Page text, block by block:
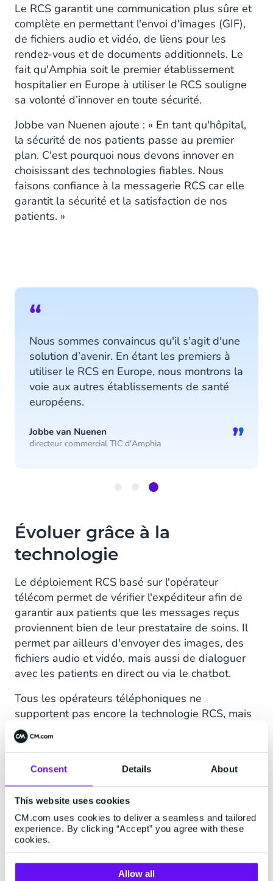
Consent Details About
This website uses cookies
CM.com uses cookies to deliver a seamless and tailored
experience. By clicking “Accept” you agree with these
cookies.
Allow all
Le RCS garantit une communication plus sûre et
complète en permettant l'envoi d'images (GIF),
de fichiers audio et vidéo, de liens pour les
rendez-vous et de documents additionnels. Le
fait qu'Amphia soit le premier établissement
hospitalier en Europe à utiliser le RCS souligne
sa volonté d’innover en toute sécurité.
Jobbe van Nuenen ajoute : « En tant qu'hôpital,
la sécurité de nos patients passe au premier
plan. C'est pourquoi nous devons innover en
choisissant des technologies fiables. Nous
faisons confiance à la messagerie RCS car elle
garantit la sécurité et la satisfaction de nos
patients. »
“
Nous sommes convaincus qu'il s'agit d'une
solution d’avenir. En étant les premiers à
utiliser le RCS en Europe, nous montrons la
voie aux autres établissements de santé
européens.
Jobbe van Nuenen
directeur commercial TIC d'Amphia ”
of
3
Évoluer grâce à la
technologie
Le déploiement RCS basé sur l'opérateur
télécom permet de vérifier l'expéditeur afin de
garantir aux patients que les messages reçus
proviennent bien de leur prestataire de soins. Il
permet par ailleurs d'envoyer des images, des
fichiers audio et vidéo, mais aussi de dialoguer
avec les patients en direct ou via le chatbot.
Tous les opérateurs téléphoniques ne
supportent pas encore la technologie RCS, mais
ce n’est pas un obstacle aux yeux de Jobbe van
Nuenen. « Les patients qui ne peuvent recevoir le
restent en communication avec nous si
nécessaire. En attendant la démocratisation des
RCS, notre hôpital peut continuer à innover et
profite d'une croissance organique grâce à cette
technologie. »